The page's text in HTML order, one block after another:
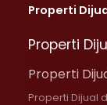
Properti
Properti
Properti
Properti Dijual